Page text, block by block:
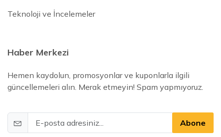
Teknoloji ve İncelemeler
Haber Merkezi
Hemen kaydolun, promosyonlar ve kuponlarla ilgili
güncellemeleri alın. Merak etmeyin! Spam yapmıyoruz.
Abone